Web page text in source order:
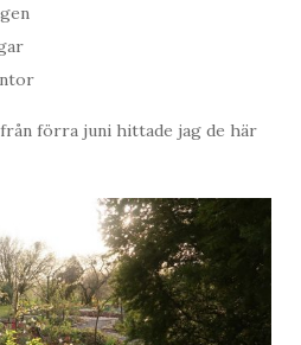
förra juni hittade jag de här